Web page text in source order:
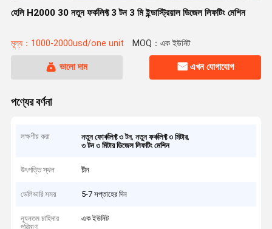
হেলি H2000 30 নতুন ফর্কলিফ্ট 3 টন 3 মি ইন্ডাস্ট্রিয়াল ডিজেল লিফটিং মেশিন
মূল্য：1000-2000usd/one unit MOQ：এক ইউনিট
ভালো দাম এখন যোগাযোগ
পণ্যের বর্ণনা
লক্ষণীয় করা নতুন ফোর্কলিফ্ট ৩ টন,নতুন ফর্কলিফ্ট ৩ মিটার,
৩ টন ৩ মিটার ডিজেল লিফটিং মেশিন
উৎপত্তি স্থল চীন
ডেলিভারি সময় 5-7 সপ্তাহের দিন
ন্যূনতম চাহিদার
পরিমাণ
এক ইউনিট